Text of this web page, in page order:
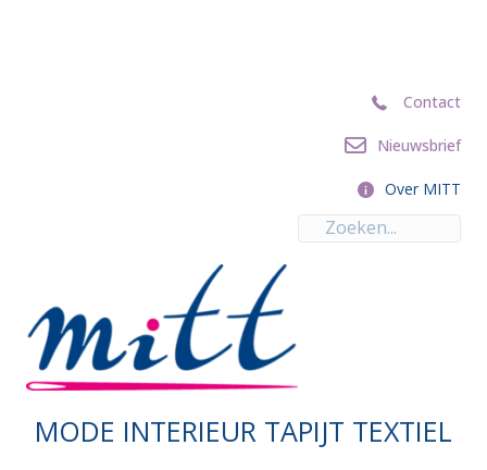
ContactContact
Nieuwsbrief
Nieuwsbrief
Over MITT
Over MITT
MODE INTERIEUR TAPIJT TEXTIEL